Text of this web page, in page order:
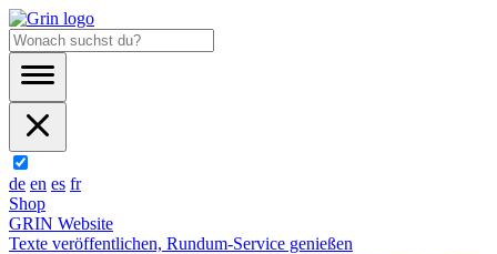
de en es fr
Shop
GRIN Website
Texte veröffentlichen, Rundum-Service genießen